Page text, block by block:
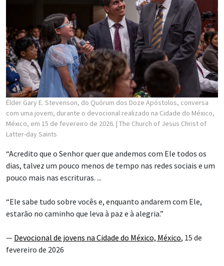
Élder Gary E. Stevenson, do Quórum dos Doze Apóstolos, conversa
com uma jovem, durante o devocional realizado na Cidade do México,
México, em 15 de fevereiro de 2026. | The Church of Jesus Christ of
Latter-day Saints
“Acredito que o Senhor quer que andemos com Ele todos os
dias, talvez um pouco menos de tempo nas redes sociais e um
pouco mais nas escrituras. ...
“Ele sabe tudo sobre vocês e, enquanto andarem com Ele,
estarão no caminho que leva à paz e à alegria.”
— Devocional de jovens na Cidade do México, México, 15 de
fevereiro de 2026